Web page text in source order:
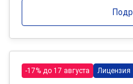
-17% до 17 августа Лицензия